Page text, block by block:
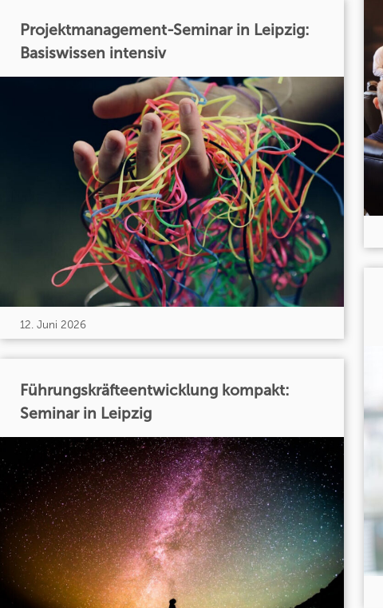
Projektmanagement-Seminar in Leipzig:
Basiswissen intensiv
12. Juni 2026
Führungskräfteentwicklung kompakt:
Seminar in Leipzig